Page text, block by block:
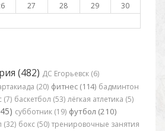
27 28 29
30
(482) ДС Егорьевск (6)
(20) фитнес (114) бадминтон
(7) баскетбол (53) лёгкая атлетика (5)
субботник (19) футбол (210)
(32) бокс (50) тренировочные занятия